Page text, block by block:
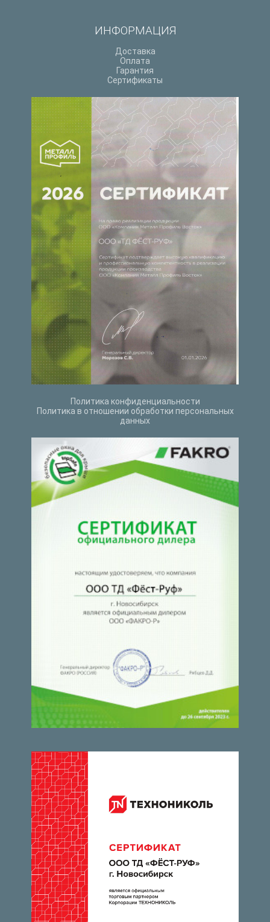
ИНФОРМАЦИЯ
Доставка
Оплата
Гарантия
Сертификаты
Политика конфиденциальности
Политика в отношении обработки персональных
данных